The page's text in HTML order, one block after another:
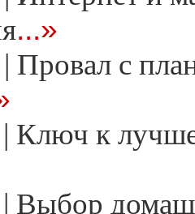
...»
| Провал с
| Ключ к
| Выбор